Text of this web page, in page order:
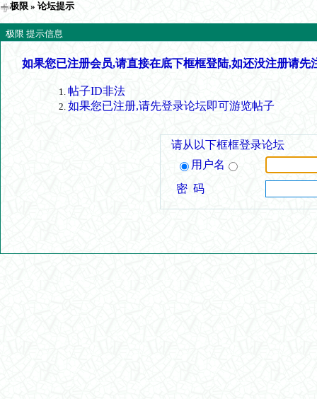
极限 » 论坛提示
极限 提示信息
如果您已注册会员,请直接在底下框框登陆,如还没注册请先
帖子ID非法
如果您已注册,请先登录论坛即可游览帖子
请从以下框框登录论坛
用户名
密 码